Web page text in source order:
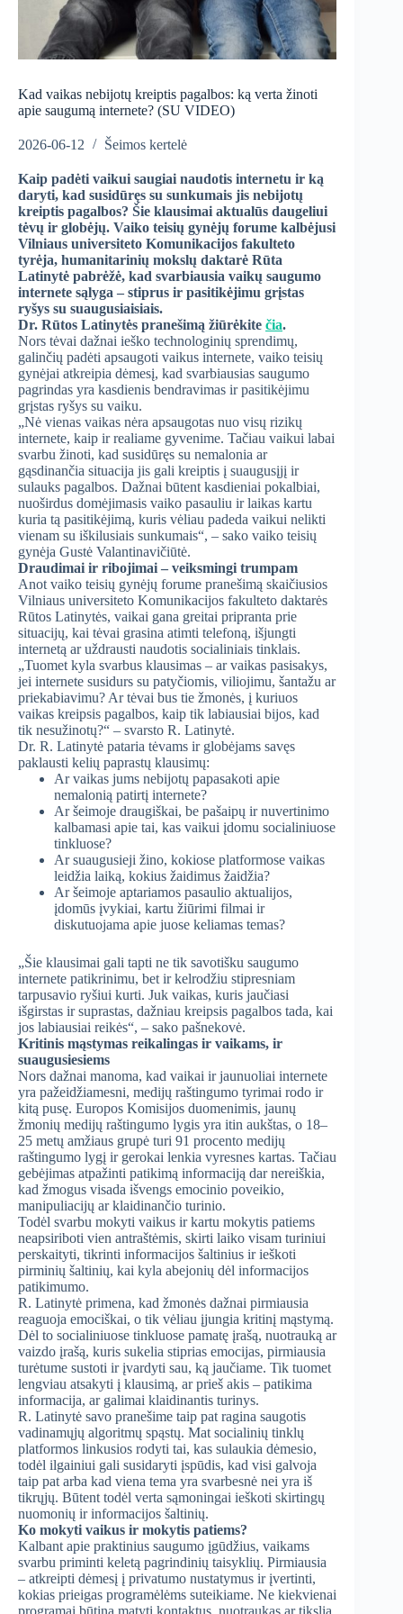
Kad vaikas nebijotų kreiptis pagalbos: ką verta žinoti
apie saugumą internete? (SU VIDEO)
2026-06-12 Šeimos kertelė
Kaip padėti vaikui saugiai naudotis internetu ir ką
daryti, kad susidūręs su sunkumais jis nebijotų
kreiptis pagalbos? Šie klausimai aktualūs daugeliui
tėvų ir globėjų. Vaiko teisių gynėjų forume kalbėjusi
Vilniaus universiteto Komunikacijos fakulteto
tyrėja, humanitarinių mokslų daktarė Rūta
Latinytė pabrėžė, kad svarbiausia vaikų saugumo
internete sąlyga – stiprus ir pasitikėjimu grįstas
ryšys su suaugusiaisiais.
Dr. Rūtos Latinytės pranešimą žiūrėkite čia.
Nors tėvai dažnai ieško technologinių sprendimų,
galinčių padėti apsaugoti vaikus internete, vaiko teisių
gynėjai atkreipia dėmesį, kad svarbiausias saugumo
pagrindas yra kasdienis bendravimas ir pasitikėjimu
grįstas ryšys su vaiku.
„Nė vienas vaikas nėra apsaugotas nuo visų rizikų
internete, kaip ir realiame gyvenime. Tačiau vaikui labai
svarbu žinoti, kad susidūręs su nemalonia ar
gąsdinančia situacija jis gali kreiptis į suaugusįjį ir
sulauks pagalbos. Dažnai būtent kasdieniai pokalbiai,
nuoširdus domėjimasis vaiko pasauliu ir laikas kartu
kuria tą pasitikėjimą, kuris vėliau padeda vaikui nelikti
vienam su iškilusiais sunkumais“, – sako vaiko teisių
gynėja Gustė Valantinavičiūtė.
Draudimai ir ribojimai – veiksmingi trumpam
Anot vaiko teisių gynėjų forume pranešimą skaičiusios
Vilniaus universiteto Komunikacijos fakulteto daktarės
Rūtos Latinytės, vaikai gana greitai pripranta prie
situacijų, kai tėvai grasina atimti telefoną, išjungti
internetą ar uždrausti naudotis socialiniais tinklais.
„Tuomet kyla svarbus klausimas – ar vaikas pasisakys,
jei internete susidurs su patyčiomis, viliojimu, šantažu ar
priekabiavimu? Ar tėvai bus tie žmonės, į kuriuos
vaikas kreipsis pagalbos, kaip tik labiausiai bijos, kad
tik nesužinotų?“ – svarsto R. Latinytė.
Dr. R. Latinytė pataria tėvams ir globėjams savęs
paklausti kelių paprastų klausimų:
Ar vaikas jums nebijotų papasakoti apie
nemalonią patirtį internete?
Ar šeimoje draugiškai, be pašaipų ir nuvertinimo
kalbamasi apie tai, kas vaikui įdomu socialiniuose
tinkluose?
Ar suaugusieji žino, kokiose platformose vaikas
leidžia laiką, kokius žaidimus žaidžia?
Ar šeimoje aptariamos pasaulio aktualijos,
įdomūs įvykiai, kartu žiūrimi filmai ir
diskutuojama apie juose keliamas temas?
„Šie klausimai gali tapti ne tik savotišku saugumo
internete patikrinimu, bet ir kelrodžiu stipresniam
tarpusavio ryšiui kurti. Juk vaikas, kuris jaučiasi
išgirstas ir suprastas, dažniau kreipsis pagalbos tada, kai
jos labiausiai reikės“, – sako pašnekovė.
Kritinis mąstymas reikalingas ir vaikams, ir
suaugusiesiems
Nors dažnai manoma, kad vaikai ir jaunuoliai internete
yra pažeidžiamesni, medijų raštingumo tyrimai rodo ir
kitą pusę. Europos Komisijos duomenimis, jaunų
žmonių medijų raštingumo lygis yra itin aukštas, o 18–
25 metų amžiaus grupė turi 91 procento medijų
raštingumo lygį ir gerokai lenkia vyresnes kartas. Tačiau
gebėjimas atpažinti patikimą informaciją dar nereiškia,
kad žmogus visada išvengs emocinio poveikio,
manipuliacijų ar klaidinančio turinio.
Todėl svarbu mokyti vaikus ir kartu mokytis patiems
neapsiriboti vien antraštėmis, skirti laiko visam turiniui
perskaityti, tikrinti informacijos šaltinius ir ieškoti
pirminių šaltinių, kai kyla abejonių dėl informacijos
patikimumo.
R. Latinytė primena, kad žmonės dažnai pirmiausia
reaguoja emociškai, o tik vėliau įjungia kritinį mąstymą.
Dėl to socialiniuose tinkluose pamatę įrašą, nuotrauką ar
vaizdo įrašą, kuris sukelia stiprias emocijas, pirmiausia
turėtume sustoti ir įvardyti sau, ką jaučiame. Tik tuomet
lengviau atsakyti į klausimą, ar prieš akis – patikima
informacija, ar galimai klaidinantis turinys.
R. Latinytė savo pranešime taip pat ragina saugotis
vadinamųjų algoritmų spąstų. Mat socialinių tinklų
platformos linkusios rodyti tai, kas sulaukia dėmesio,
todėl ilgainiui gali susidaryti įspūdis, kad visi galvoja
taip pat arba kad viena tema yra svarbesnė nei yra iš
tikrųjų. Būtent todėl verta sąmoningai ieškoti skirtingų
nuomonių ir informacijos šaltinių.
Ko mokyti vaikus ir mokytis patiems?
Kalbant apie praktinius saugumo įgūdžius, vaikams
svarbu priminti keletą pagrindinių taisyklių. Pirmiausia
– atkreipti dėmesį į privatumo nustatymus ir įvertinti,
kokias prieigas programėlėms suteikiame. Ne kiekvienai